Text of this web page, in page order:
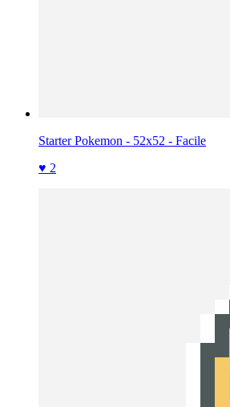
Starter Pokemon - 52x52 - Facile
♥ 2